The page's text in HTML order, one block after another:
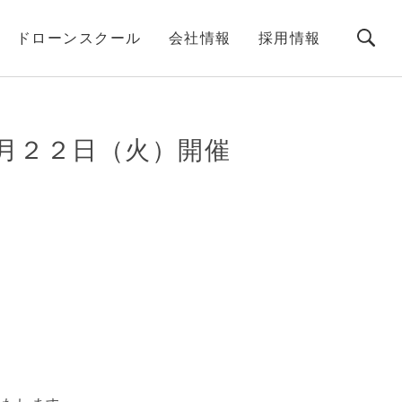
ドローンスクール 会社情報 採用情報
２２日（火）開催